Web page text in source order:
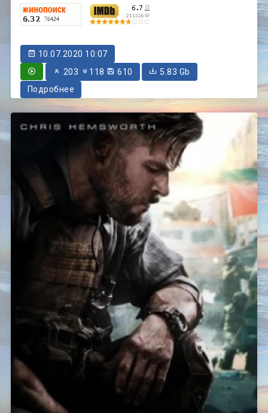
10.07.2020 10:07
203
118 610
5.83 Gb
Подробнее